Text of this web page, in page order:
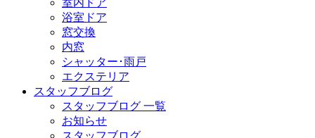
室内ドア
浴室ドア
窓交換
内窓
シャッター･雨戸
エクステリア
スタッフブログ
スタッフブログ 一覧
お知らせ
スタッフブログ